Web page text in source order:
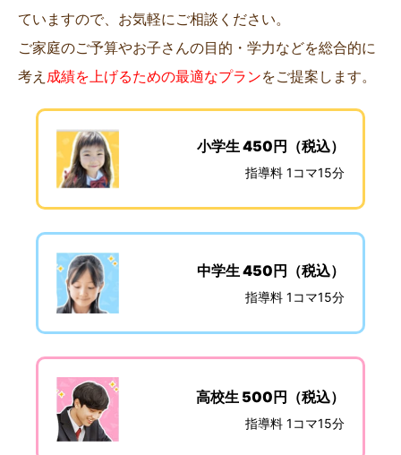
ていますので、お気軽にご相談ください。
ご家庭のご予算やお子さんの目的・学力などを総合的に
考え 成績を上げるための最適なプランをご提案します。
小学生 450円（税込）
指導料 1コマ15分
中学生 450円（税込）
指導料 1コマ15分
高校生 500円（税込）
指導料 1コマ15分